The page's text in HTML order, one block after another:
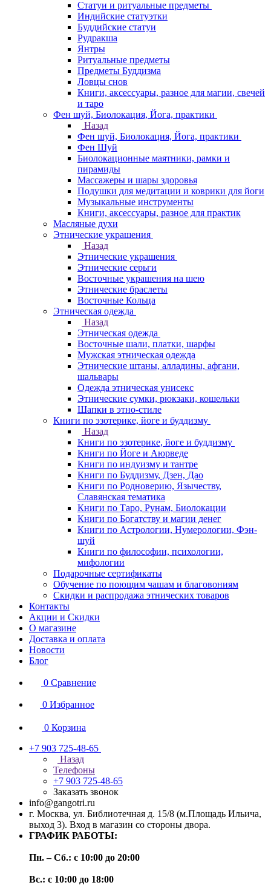
Статуи и ритуальные предметы
Индийские статуэтки
Буддийские статуи
Рудракша
Янтры
Ритуальные предметы
Предметы Буддизма
Ловцы снов
Книги, аксессуары, разное для магии, свечей
и таро
Фен шуй, Биолокация, Йога, практики
Назад
Фен шуй, Биолокация, Йога, практики
Фен Шуй
Биолокационные маятники, рамки и
пирамиды
Массажеры и шары здоровья
Подушки для медитации и коврики для йоги
Музыкальные инструменты
Книги, аксессуары, разное для практик
Масляные духи
Этнические украшения
Назад
Этнические украшения
Этнические серьги
Восточные украшения на шею
Этнические браслеты
Восточные Кольца
Этническая одежда
Назад
Этническая одежда
Восточные шали, платки, шарфы
Мужская этническая одежда
Этнические штаны, алладины, афгани,
шальвары
Одежда этническая унисекс
Этнические сумки, рюкзаки, кошельки
Шапки в этно-стиле
Книги по эзотерике, йоге и буддизму
Назад
Книги по эзотерике, йоге и буддизму
Книги по Йоге и Аюрведе
Книги по индуизму и тантре
Книги по Буддизму, Дзен, Дао
Книги по Родноверию, Язычеству,
Славянская тематика
Книги по Таро, Рунам, Биолокации
Книги по Богатству и магии денег
Книги по Астрологии, Нумерологии, Фэн-
шуй
Книги по философии, психологии,
мифологии
Подарочные сертификаты
Обучение по поющим чашам и благовониям
Скидки и распродажа этнических товаров
Контакты
Акции и Скидки
О магазине
Доставка и оплата
Новости
Блог
0 Сравнение
0 Избранное
0 Корзина
+7 903 725-48-65
Назад
Телефоны
+7 903 725-48-65
Заказать звонок
info@gangotri.ru
г. Москва, ул. Библиотечная д. 15/8 (м.Площадь Ильича,
выход 3). Вход в магазин со стороны двора.
ГРАФИК РАБОТЫ:
Пн. – Сб.: с 10:00 до 20:00
Вс.: с 10:00 до 18:00